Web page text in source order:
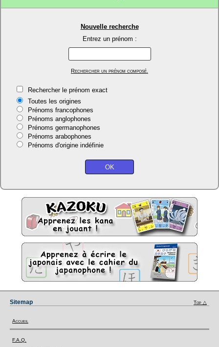
Nouvelle recherche
Entrez un prénom :
Rechercher un prénom composé.
Rechercher le prénom exact
Toutes les origines
Prénoms francophones
Prénoms anglophones
Prénoms germanophones
Prénoms arabophones
Prénoms d'origine indéfinie
Sitemap Top △
Accueil
F.A.Q.